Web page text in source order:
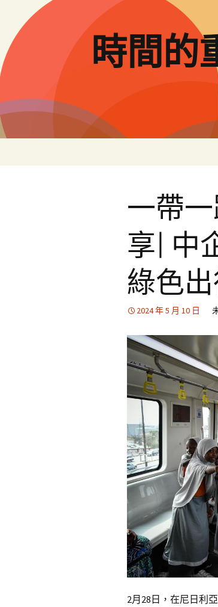
要
內
容
時間的
一帶
享| 中
綠色
2024 年 5 月 10 日
2月28日，在尼日利